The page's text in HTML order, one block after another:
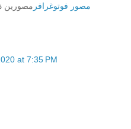
مصور فوتوغرافر مصورين
at 7:35 PM